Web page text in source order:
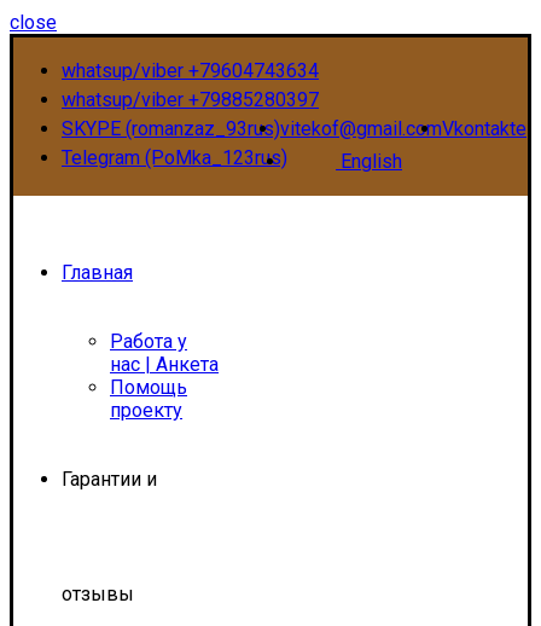
close
whatsup/viber +79604743634
whatsup/viber +79885280397
SKYPE (romanzaz_93rus)vitekof@gmail.comVkontakte
Telegram (PoMka_123rus)
English
Главная
Работа у
нас | Анкета
Помощь
проекту
Гарантии и
отзывы